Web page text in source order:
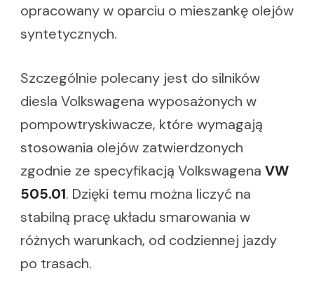
opracowany w oparciu o mieszankę olejów
syntetycznych.
Szczególnie polecany jest do silników
diesla Volkswagena wyposażonych w
pompowtryskiwacze, które wymagają
stosowania olejów zatwierdzonych
zgodnie ze specyfikacją Volkswagena VW
505.01. Dzięki temu można liczyć na
stabilną pracę układu smarowania w
różnych warunkach, od codziennej jazdy
po trasach.